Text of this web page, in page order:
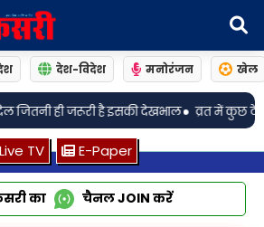
देश-विदेश मनोरंजन खेल
व्रत में कुछ टेस्टी खाने का है मन तो बना लें शकरकंदी
Live TV E-Paper
का चैनलJOIN करें